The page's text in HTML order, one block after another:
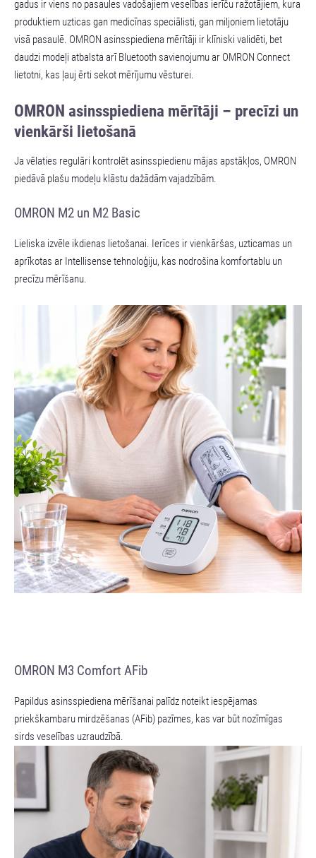
gadus ir viens no pasaules vadošajiem veselības ierīču ražotājiem, kura
produktiem uzticas gan medicīnas speciālisti, gan miljoniem lietotāju
visā pasaulē. OMRON asinsspiediena mērītāji ir klīniski validēti, bet
daudzi modeļi atbalsta arī Bluetooth savienojumu ar OMRON Connect
lietotni, kas ļauj ērti sekot mērījumu vēsturei.
OMRON asinsspiediena mērītāji – precīzi un
vienkārši lietošanā
Ja vēlaties regulāri kontrolēt asinsspiedienu mājas apstākļos, OMRON
piedāvā plašu modeļu klāstu dažādām vajadzībām.
OMRON M2 un M2 Basic
Lieliska izvēle ikdienas lietošanai. Ierīces ir vienkāršas, uzticamas un
aprīkotas ar Intellisense tehnoloģiju, kas nodrošina komfortablu un
precīzu mērīšanu.
OMRON M3 Comfort AFib
Papildus asinsspiediena mērīšanai palīdz noteikt iespējamas
priekškambaru mirdzēšanas (AFib) pazīmes, kas var būt nozīmīgas
sirds veselības uzraudzībā.